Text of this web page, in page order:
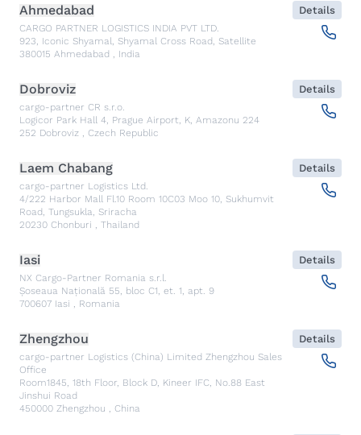
Ahmedabad
CARGO PARTNER LOGISTICS INDIA PVT LTD.
923, Iconic Shyamal, Shyamal Cross Road, Satellite
380015 Ahmedabad , India
Details
Dobroviz
cargo-partner CR s.r.o.
Logicor Park Hall 4, Prague Airport, K, Amazonu 224
252 Dobroviz , Czech Republic
Details
Laem Chabang
cargo-partner Logistics Ltd.
4/222 Harbor Mall Fl.10 Room 10C03 Moo 10, Sukhumvit
Road, Tungsukla, Sriracha
20230 Chonburi , Thailand
Details
Iasi
NX Cargo-Partner Romania s.r.l.
Șoseaua Națională 55, bloc C1, et. 1, apt. 9
700607 Iasi , Romania
Details
Zhengzhou
cargo-partner Logistics (China) Limited Zhengzhou Sales
Office
Room1845, 18th Floor, Block D, Kineer IFC, No.88 East
Jinshui Road
450000 Zhengzhou , China
Details